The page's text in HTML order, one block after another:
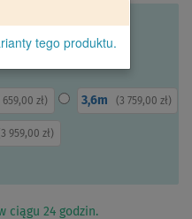
tego produktu.
659,00 zł) 3,6m ( 3 759,00 zł)
3 959,00 zł)
ciągu 24 godzin.